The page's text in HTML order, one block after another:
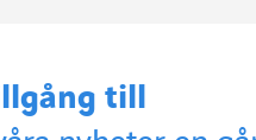
till